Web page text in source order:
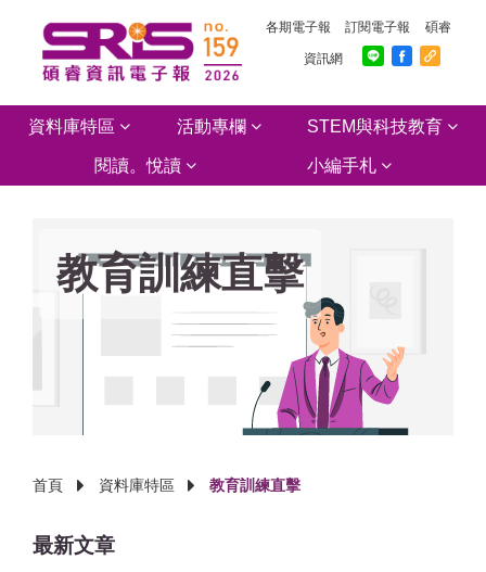
各期電子報 訂閱電子報 碩睿
資訊網
資料庫特區 活動專欄 STEM與科技教育
閱讀。悅讀 小編手札
教育訓練直擊
首頁 資料庫特區 教育訓練直擊
最新文章